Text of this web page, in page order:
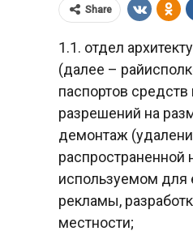
Share
1.1. отдел
(далее –
паспортов
разрешений на
демонтаж
распространенной
используемом для
рекламы,
местности;